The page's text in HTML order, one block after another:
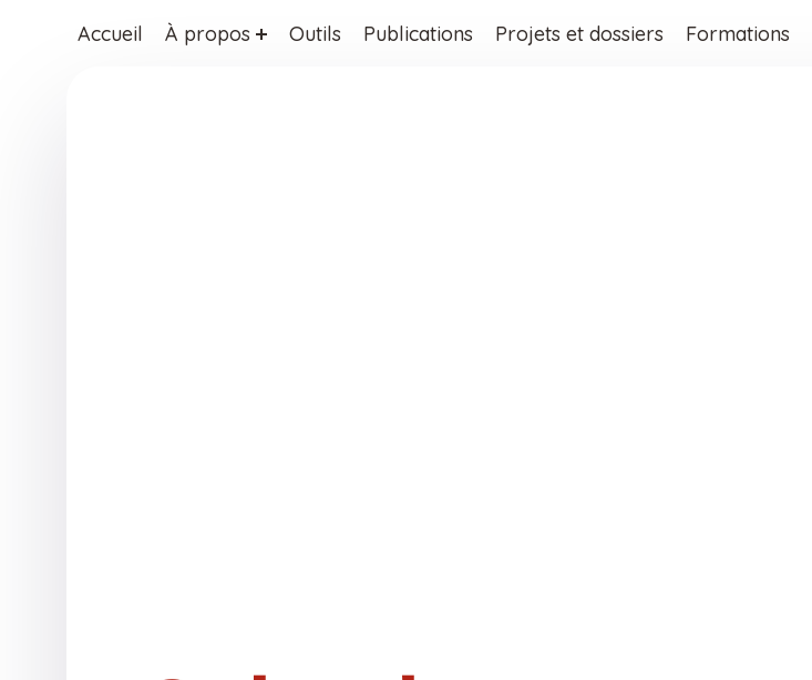
Accueil À propos Outils Publications Projets et dossiers Formations